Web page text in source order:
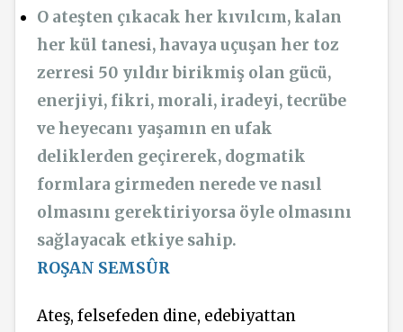
O ateşten çıkacak her kıvılcım, kalan
her kül tanesi, havaya uçuşan her toz
zerresi 50 yıldır birikmiş olan gücü,
enerjiyi, fikri, morali, iradeyi, tecrübe
ve heyecanı yaşamın en ufak
deliklerden geçirerek, dogmatik
formlara girmeden nerede ve nasıl
olmasını gerektiriyorsa öyle olmasını
sağlayacak etkiye sahip.
ROŞAN SEMSÛR
Ateş, felsefeden dine, edebiyattan